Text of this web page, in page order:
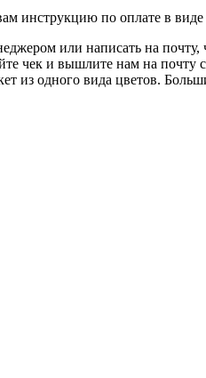
инструкцию по оплате в виде
или написать на
чек и вышлите нам на почту
из одного вида цветов.